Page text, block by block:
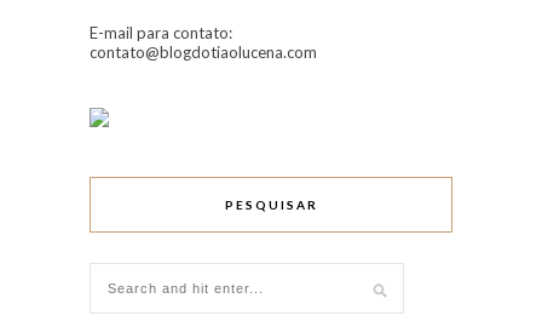
E-mail para contato:
contato@blogdotiaolucena.com
PESQUISAR